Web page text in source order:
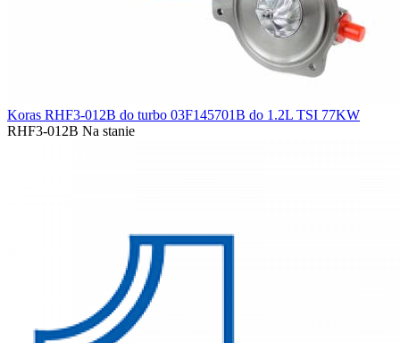
Koras RHF3-012B do turbo 03F145701B do 1.2L TSI 77KW
RHF3-012B Na stanie